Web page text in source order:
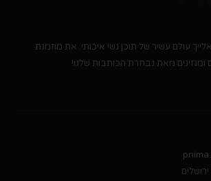
עולם עשיר של תוכן נשי איכותי. את מוזמנת
ומגזינים מאת נבחרת הכותבות שלנו!